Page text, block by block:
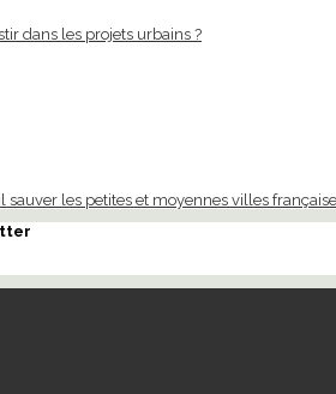
dans les projets urbains ?
sauver les petites et moyennes villes